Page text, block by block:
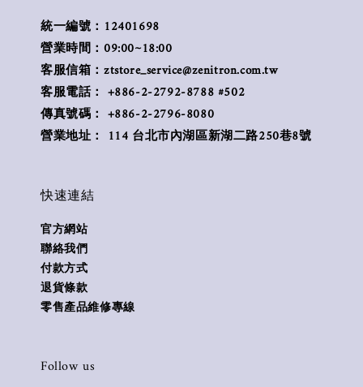
統一編號：12401698
營業時間：09:00~18:00
客服信箱：ztstore_service@zenitron.com.tw
客服電話： +886-2-2792-8788 #502
傳真號碼： +886-2-2796-8080
營業地址： 114 台北市內湖區新湖二路250巷8號
快速連結
官方網站
聯絡我們
付款方式
退貨條款
零售產品維修專線
Follow us